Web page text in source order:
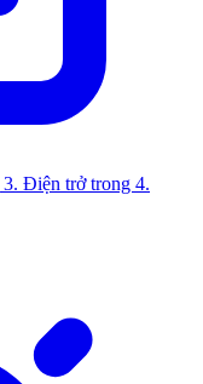
3. Điện trở trong 4.